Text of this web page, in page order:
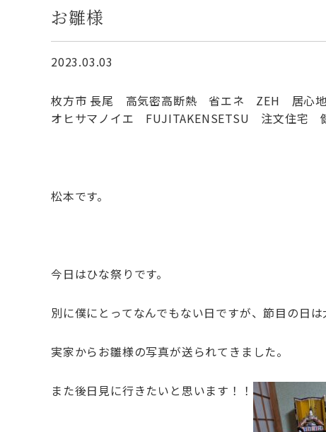
お雛様
2023.03.03
枚方市 長尾 高気密高断熱 省エネ ZEH 居心地
オヒサマノイエ FUJITAKENSETSU 注文住宅
松本です。
今日はひな祭りです。
別に僕にとってなんでもない日ですが、節目の日は
実家からお雛様の写真が送られてきました。
また後日見に行きたいと思います！！